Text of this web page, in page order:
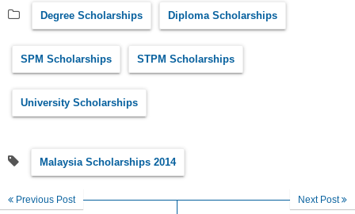
Degree Scholarships Diploma Scholarships
SPM Scholarships STPM Scholarships
University Scholarships
Malaysia Scholarships 2014
Previous Post Next Post